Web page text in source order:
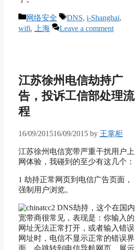
Categories
网络安全 Tags
DNS, i-Shanghai,
wifi, 上海 Leave a comment
江苏徐州电信劫持广
告，投诉工信部处理流
程
16/09/201516/09/2015 by 王掌柜
江苏徐州电信宽带严重干扰用户上
网体验，我碰到的至少有这几个：
1 劫持正常网页到电信广告页面，
强制用户浏览。
2 DNS劫持，这个在国内
宽带商很常见，表现是：你输入的
网址无法正常打开，或者输入错误
网址时，电信不显示正常的错误界
面，会跳转到电信导航网页，展示